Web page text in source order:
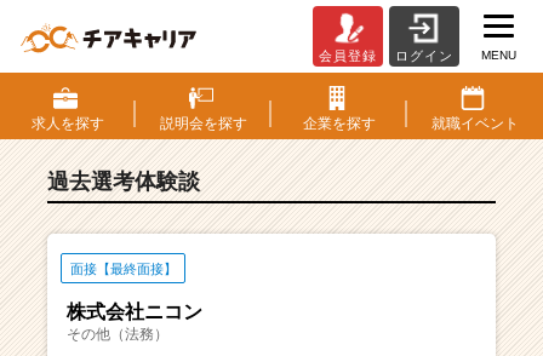
S・
選
考
験
ベ
会員登録 ログイン MENU
求人を探す 説明会を探す 企業を探す 就職イベント
過去選考体験談
面接【最終面接】
株式会社ニコン
その他（法務）